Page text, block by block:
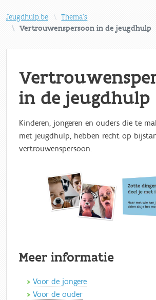
Jeugdhulp.be
Thema's
Vertrouwenspersoon in de jeugdhulp
in de jeugdhulp
Kinderen, jongeren en ouders die te
met jeugdhulp, hebben recht op
vertrouwenspersoon.
Meer informatie
Voor de jongere
Voor de ouder